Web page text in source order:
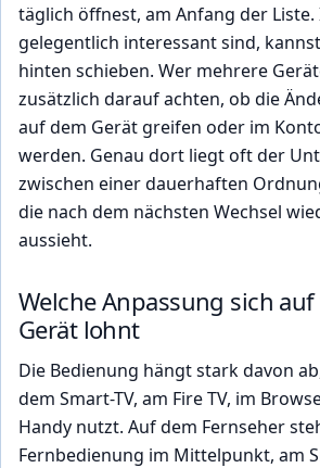
täglich öffnest, am Anfang der
gelegentlich interessant sind,
hinten schieben. Wer mehrere
zusätzlich darauf achten, ob die
auf dem Gerät greifen oder im
werden. Genau dort liegt oft der
zwischen einer dauerhaften
die nach dem nächsten Wechsel
aussieht.
Welche Anpassung sich
Gerät lohnt
Die Bedienung hängt stark davon
dem Smart-TV, am Fire TV, im
Handy nutzt. Auf dem Fernseher
Fernbedienung im Mittelpunkt, am